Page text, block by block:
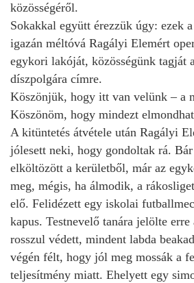
közösségéről.
Sokakkal együtt érezzük úgy: ezek
igazán méltóvá Ragályi Elemért
egykori lakóját, közösségünk tagját
díszpolgára címre.
Köszönjük, hogy itt van velünk – a
Köszönöm, hogy mindezt
A kitüntetés átvétele után Ragályi
jólesett neki, hogy gondoltak rá.
elköltözött a kerületből, már az
meg, mégis, ha álmodik, a
elő. Felidézett egy iskolai
kapus. Testnevelő tanára jelölte
rosszul védett, mindent labda
végén félt, hogy jól meg mossák a
teljesítmény miatt. Ehelyett egy